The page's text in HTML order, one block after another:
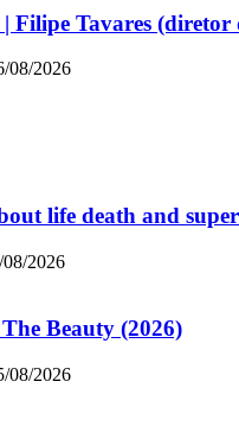
Filipe Tavares (diretor
08/2026
life death and
08/2026
Beauty (2026)
08/2026